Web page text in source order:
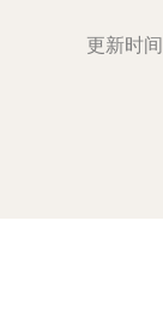
更新时